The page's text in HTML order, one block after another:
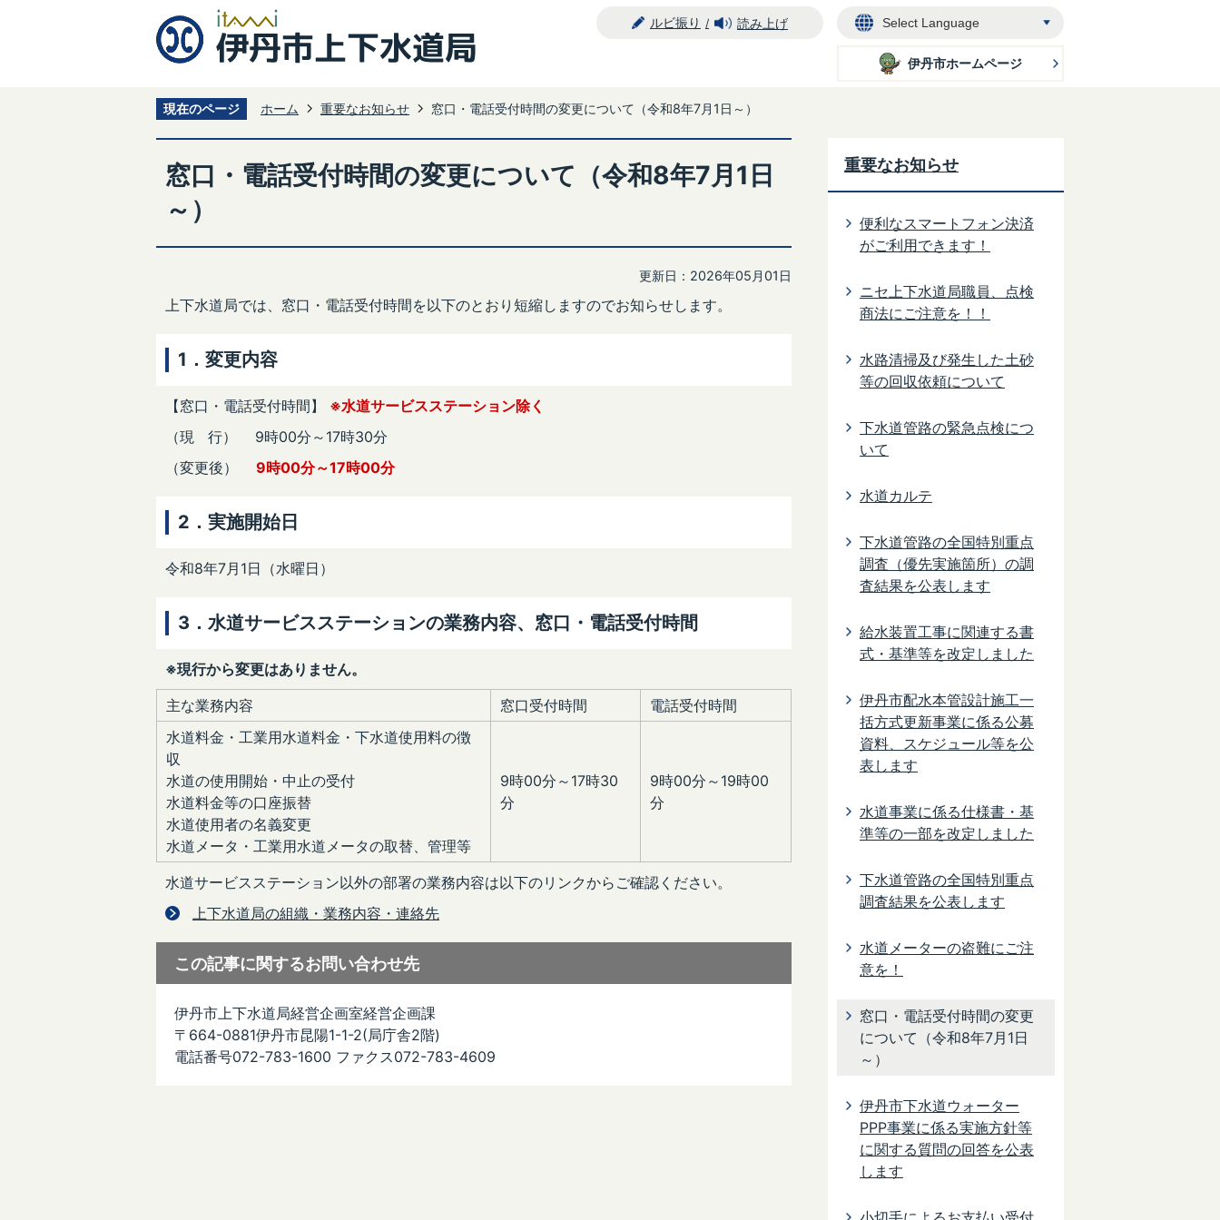
ルビ振り 読み上げ
Select
伊丹市ホームページ
現在のページ ホーム 重要なお知らせ 窓口・電話受付時間の変更について（令和8年7月1日～）
窓口・電話受付時間の変更について（令和8年7月1日
～）
更新日：2026年05月01日
上下水道局では、窓口・電話受付時間を以下のとおり短縮しますのでお知らせします。
1．変更内容
【窓口・電話受付時間】 ※水道サービスステーション除く
（現 行） 9時00分～17時30分
（変更後） 9時00分～17時00分
2．実施開始日
令和8年7月1日（水曜日）
3．水道サービスステーションの業務内容、窓口・電話受付時間
※現行から変更はありません。
主な業務内容
窓口受付時間
電話受付時間
水道料金・工業用水道料金・下水道使用料の徴
収
水道の使用開始・中止の受付
水道料金等の口座振替
水道使用者の名義変更
水道メータ・工業用水道メータの取替、管理等
9時00分～17時30
分
9時00分～19時00
分
水道サービスステーション以外の部署の業務内容は以下のリンクからご確認ください。
上下水道局の組織・業務内容・連絡先
この記事に関するお問い合わせ先
伊丹市上下水道局経営企画室経営企画課
〒664-0881伊丹市昆陽1-1-2(局庁舎2階)
電話番号072-783-1600 ファクス072-783-4609
重要なお知らせ
便利なスマートフォン決済
がご利用できます！
ニセ上下水道局職員、点検
商法にご注意を！！
水路清掃及び発生した土砂
等の回収依頼について
下水道管路の緊急点検につ
いて
水道カルテ
下水道管路の全国特別重点
調査（優先実施箇所）の調
査結果を公表します
給水装置工事に関連する書
式・基準等を改定しました
伊丹市配水本管設計施工一
括方式更新事業に係る公募
資料、スケジュール等を公
表します
水道事業に係る仕様書・基
準等の一部を改定しました
下水道管路の全国特別重点
調査結果を公表します
水道メーターの盗難にご注
意を！
窓口・電話受付時間の変更
について（令和8年7月1日
～）
伊丹市下水道ウォーター
PPP事業に係る実施方針等
に関する質問の回答を公表
します